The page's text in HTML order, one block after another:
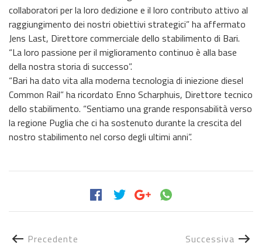
collaboratori per la loro dedizione e il loro contributo attivo al
raggiungimento dei nostri obiettivi strategici” ha affermato
Jens Last, Direttore commerciale dello stabilimento di Bari.
“La loro passione per il miglioramento continuo è alla base
della nostra storia di successo”.
“Bari ha dato vita alla moderna tecnologia di iniezione diesel
Common Rail” ha ricordato Enno Scharphuis, Direttore tecnico
dello stabilimento. “Sentiamo una grande responsabilità verso
la regione Puglia che ci ha sostenuto durante la crescita del
nostro stabilimento nel corso degli ultimi anni”.
Precedente Successiva